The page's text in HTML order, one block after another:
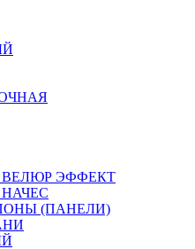
ВЕЛЮР ЭФФЕКТ
(ПАНЕЛИ)